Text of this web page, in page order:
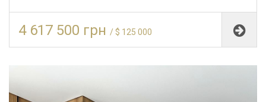
4 617 500 грн / $ 125 000